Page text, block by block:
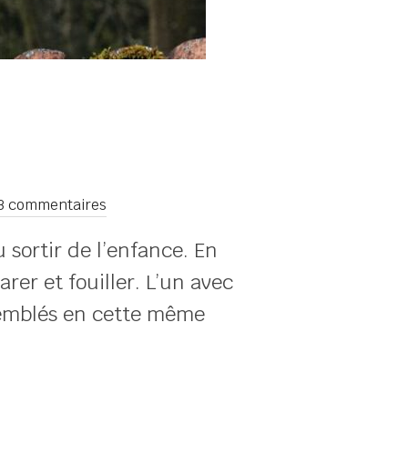
commentaires
de l’enfance. En
et fouiller. L’un avec
en cette même